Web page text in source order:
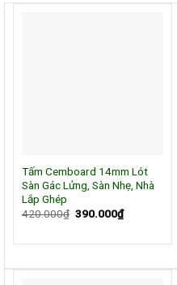
Tấm Cemboard 14mm Lót
Sàn Gác Lửng, Sàn Nhẹ, Nhà
Lắp Ghép
420.000₫ Giá
420.000₫.
390.000₫Giá
hiện
là: